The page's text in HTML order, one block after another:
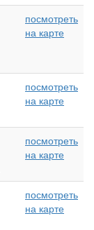
посмотреть
на карте
посмотреть
на карте
посмотреть
на карте
посмотреть
на карте